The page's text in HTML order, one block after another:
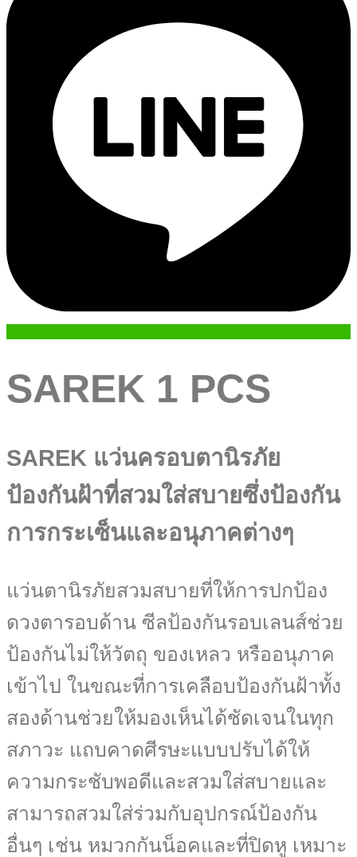
SAREK 1 PCS
SAREK แว่นครอบตานิรภัย
ป้องกันฝ้าที่สวมใส่สบายซึ่งป้องกัน
การกระเซ็นและอนุภาคต่างๆ
แว่นตานิรภัยสวมสบายที่ให้การปกป้อง
ดวงตารอบด้าน ซีลป้องกันรอบเลนส์ช่วย
ป้องกันไม่ให้วัตถุ ของเหลว หรืออนุภาค
เข้าไป ในขณะที่การเคลือบป้องกันฝ้าทั้ง
สองด้านช่วยให้มองเห็นได้ชัดเจนในทุก
สภาวะ แถบคาดศีรษะแบบปรับได้ให้
ความกระชับพอดีและสวมใส่สบายและ
สามารถสวมใส่ร่วมกับอุปกรณ์ป้องกัน
อื่นๆ เช่น หมวกกันน็อคและที่ปิดหู เหมาะ